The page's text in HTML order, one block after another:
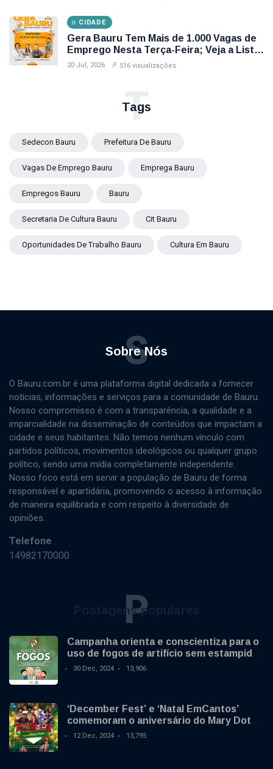
CIDADE
Gera Bauru Tem Mais de 1.000 Vagas de
Emprego Nesta Terça-Feira; Veja a Lista
Completa
20 Jul, 2026 516 visualizações
Tags
T
Sedecon Bauru Prefeitura De Bauru
Vagas De Emprego Bauru Emprega Bauru
Empregos Bauru Bauru
Secretaria De Cultura Bauru Cit Bauru
Oportunidades De Trabalho Bauru Cultura Em Bauru
Sobre Nós
S
O Bauru.com.br é uma plataforma digital dedicada a fornecer
notícias, informações e serviços para a comunidade de Bauru.
Nosso compromisso é com a transparência, a qualidade e a
imparcialidade na disseminação de conteúdos que impactam a
cidade e seus habitantes. Não temos nenhum vínculo com
partidos políticos, movimentos ideológicos ou qualquer grupo
político, sendo uma mídia completamente independente.
Nosso foco está em servir a população de Bauru de forma
responsável e apartidária, promovendo o acesso à informação
de maneira equilibrada e com respeito à diversidade de
opiniões.
Telefone
14982170000
Postagens populares
P
Campanha orienta e conscientiza para o
uso de fogos de artifício sem estampido
no final de ano
30 Dec, 2024 13,906
‘December Fest’ e ‘Natal EmCantos’
comemoram o aniversário do Mary Dota
neste sábado
12 Dec, 2024 13,795